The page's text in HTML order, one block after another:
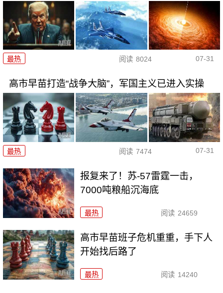
最热 阅读 8024 07-31
高市早苗打造“战争大脑”，军国主义已进入实操
最热 阅读 7474 07-31
报复来了！苏-57雷霆一击，
7000吨粮船沉海底
最热 阅读 24659
高市早苗班子危机重重，手下人
开始找后路了
最热 阅读 14240